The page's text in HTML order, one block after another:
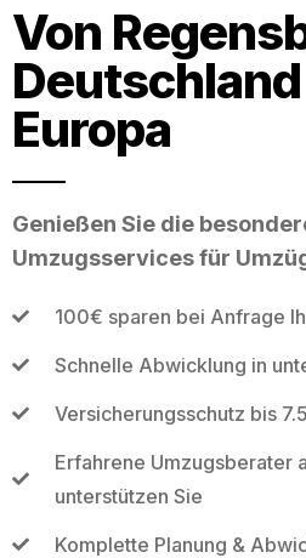
Von
Europa
Genießen Sie die
Umzugsservices für
100€ sparen bei Anfrage
Schnelle Abwicklung in
Versicherungsschutz bis
Erfahrene Umzugsberater
unterstützen Sie
Komplette Planung &